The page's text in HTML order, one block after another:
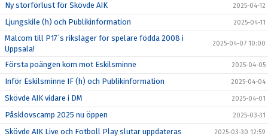
Ny storförlust för Skövde AIK 2025-04-12
Ljungskile (h) och Publikinformation 2025-04-11
Malcom till P17´s riksläger för spelare födda 2008 i
Uppsala!
2025-04-07 10:00
Första poängen kom mot Eskilsminne 2025-04-05
Inför Eskilsminne IF (h) och Publikinformation 2025-04-04
Skövde AIK vidare i DM 2025-04-01
Påsklovscamp 2025 nu öppen 2025-03-31
Skövde AIK Live och Fotboll Play slutar uppdateras 2025-03-30 12:59